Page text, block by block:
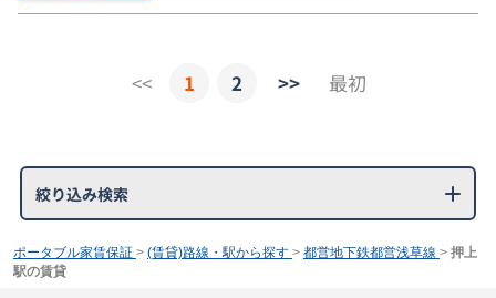
<< 1 2 >> 最初
絞り込み検索
ポータブル家賃保証 > (賃貸)路線・駅から探す > 都営地下鉄都営浅草線 > 押上
駅の賃貸